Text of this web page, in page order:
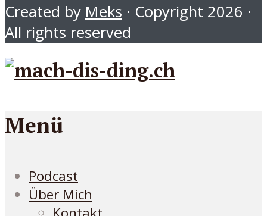
Created by Meks · Copyright 2026 ·
All rights reserved
Menü
Podcast
Über Mich